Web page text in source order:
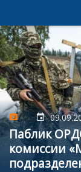
Перейти
к
основному
содержанию
Паблик
комиссии